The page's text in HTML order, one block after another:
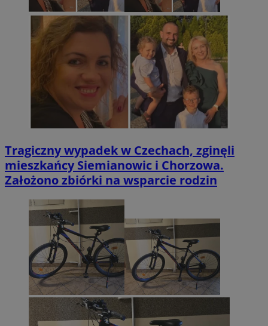
Tragiczny wypadek w Czechach, zginęli
mieszkańcy Siemianowic i Chorzowa.
Założono zbiórki na wsparcie rodzin